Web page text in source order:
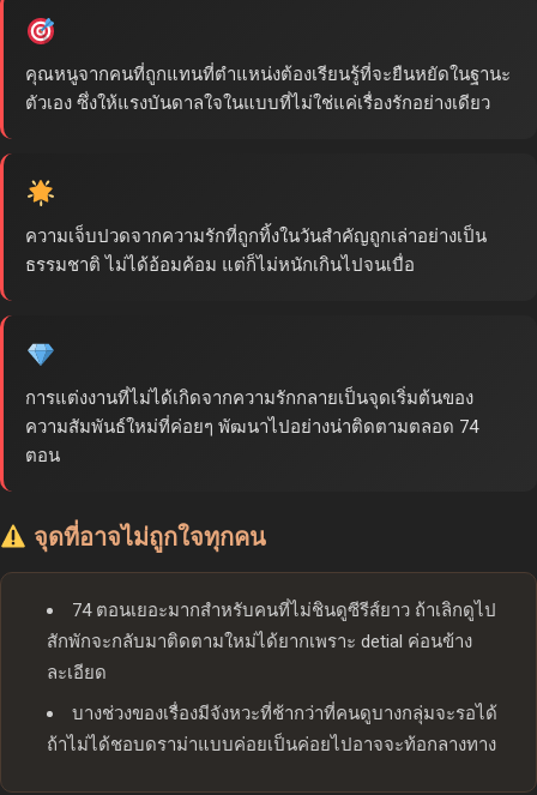
คุณหนูจากคนที่ถูกแทนที่ตำแหน่งต้องเรียนรู้ที่จะยืนหยัดในฐานะ
ตัวเอง ซึ่งให้แรงบันดาลใจในแบบที่ไม่ใช่แค่เรื่องรักอย่างเดียว
ความเจ็บปวดจากความรักที่ถูกทิ้งในวันสำคัญถูกเล่าอย่างเป็น
ธรรมชาติ ไม่ได้อ้อมค้อม แต่ก็ไม่หนักเกินไปจนเบื่อ
การแต่งงานที่ไม่ได้เกิดจากความรักกลายเป็นจุดเริ่มต้นของ
ความสัมพันธ์ใหม่ที่ค่อยๆ พัฒนาไปอย่างน่าติดตามตลอด 74
ตอน
จุดที่อาจไม่ถูกใจทุกคน
74 ตอนเยอะมากสำหรับคนที่ไม่ชินดูซีรีส์ยาว ถ้าเลิกดูไป
สักพักจะกลับมาติดตามใหม่ได้ยากเพราะ detial ค่อนข้าง
ละเอียด
บางช่วงของเรื่องมีจังหวะที่ช้ากว่าที่คนดูบางกลุ่มจะรอได้
ถ้าไม่ได้ชอบดราม่าแบบค่อยเป็นค่อยไปอาจจะท้อกลางทาง